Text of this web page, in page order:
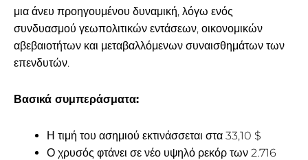
μια άνευ προηγουμένου δυναμική, λόγω ενός
συνδυασμού γεωπολιτικών εντάσεων, οικονομικών
αβεβαιοτήτων και μεταβαλλόμενων συναισθημάτων των
επενδυτών.
Βασικά συμπεράσματα:
Η τιμή του ασημιού εκτινάσσεται στα 33,10 $
Ο χρυσός φτάνει σε νέο υψηλό ρεκόρ των 2.716